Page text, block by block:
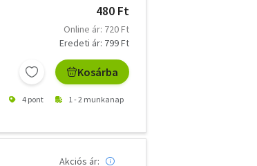
480 Ft
Online ár: 720 Ft
Eredeti ár: 799 Ft
Kosárba
4 pont 1 - 2 munkanap
Akciós ár: